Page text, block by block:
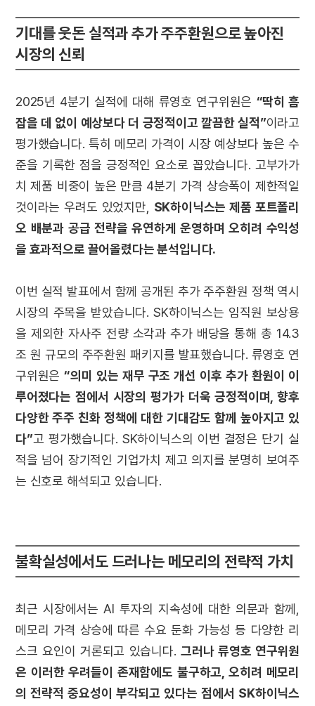
기대를 웃돈 실적과 추가 주주환원으로 높아진
시장의 신뢰
2025년 4분기 실적에 대해 류영호 연구위원은 “딱히 흠
잡을 데 없이 예상보다 더 긍정적이고 깔끔한 실적”이라고
평가했습니다. 특히 메모리 가격이 시장 예상보다 높은 수
준을 기록한 점을 긍정적인 요소로 꼽았습니다. 고부가가
치 제품 비중이 높은 만큼 4분기 가격 상승폭이 제한적일
것이라는 우려도 있었지만, SK하이닉스는 제품 포트폴리
오 배분과 공급 전략을 유연하게 운영하며 오히려 수익성
을 효과적으로 끌어올렸다는 분석입니다.
이번 실적 발표에서 함께 공개된 추가 주주환원 정책 역시
시장의 주목을 받았습니다. SK하이닉스는 임직원 보상용
을 제외한 자사주 전량 소각과 추가 배당을 통해 총 14.3
조 원 규모의 주주환원 패키지를 발표했습니다. 류영호 연
구위원은“의미 있는 재무 구조 개선 이후 추가 환원이 이
루어졌다는 점에서 시장의 평가가 더욱 긍정적이며, 향후
다양한 주주 친화 정책에 대한 기대감도 함께 높아지고 있
다”고 평가했습니다. SK하이닉스의 이번 결정은 단기 실
적을 넘어 장기적인 기업가치 제고 의지를 분명히 보여주
는 신호로 해석되고 있습니다.
불확실성에서도 드러나는 메모리의 전략적 가치
최근 시장에서는 AI 투자의 지속성에 대한 의문과 함께,
메모리 가격 상승에 따른 수요 둔화 가능성 등 다양한 리
스크 요인이 거론되고 있습니다.그러나 류영호 연구위원
은 이러한 우려들이 존재함에도 불구하고, 오히려 메모리
의 전략적 중요성이 부각되고 있다는 점에서 SK하이닉스